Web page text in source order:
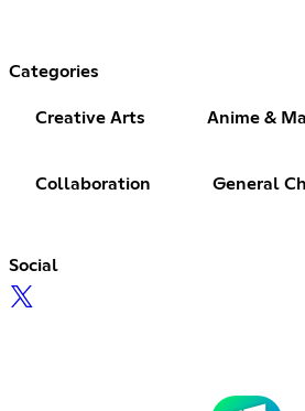
Categories
Creative Arts Anime &
Collaboration General
Social